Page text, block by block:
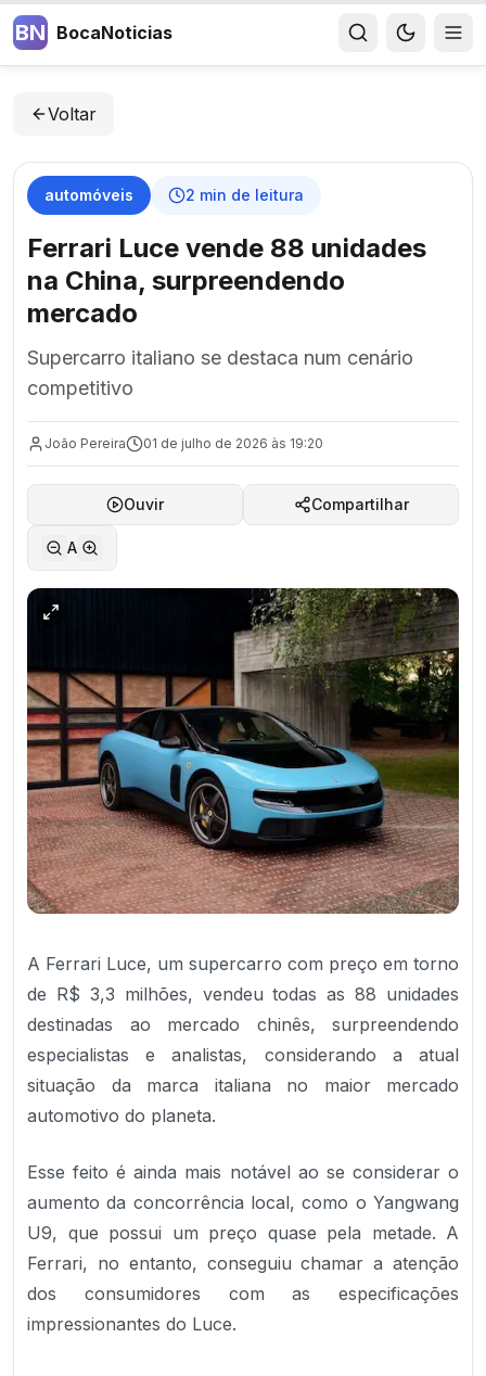
BN BocaNoticias
Voltar
automóveis 2 min de leitura
Ferrari Luce vende 88 unidades
na China, surpreendendo
mercado
Supercarro italiano se destaca num cenário
competitivo
João Pereira 01 de julho de 2026 às 19:20
Ouvir Compartilhar
A
A Ferrari Luce, um supercarro com preço em torno
de R$ 3,3 milhões, vendeu todas as 88 unidades
destinadas ao mercado chinês, surpreendendo
especialistas e analistas, considerando a atual
situação da marca italiana no maior mercado
automotivo do planeta.
Esse feito é ainda mais notável ao se considerar o
aumento da concorrência local, como o Yangwang
U9, que possui um preço quase pela metade. A
Ferrari, no entanto, conseguiu chamar a atenção
dos consumidores com as especificações
impressionantes do Luce.